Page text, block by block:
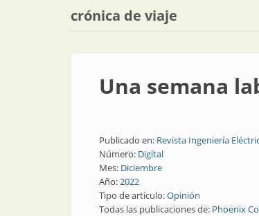
crónica de viaje
Una semana
Publicado en: Revista Ingeniería
Número: Digital
Mes: Diciembre
Año:2022
Tipo de artículo:Opinión
Todas las publicaciones de: Phoenix